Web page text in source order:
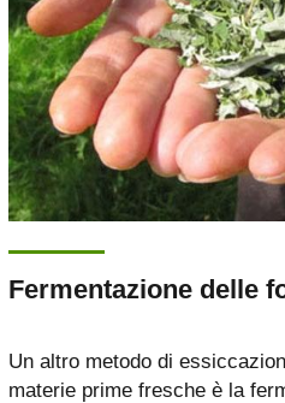
Fermentazione delle
Un altro metodo di
materie prime fresche è la